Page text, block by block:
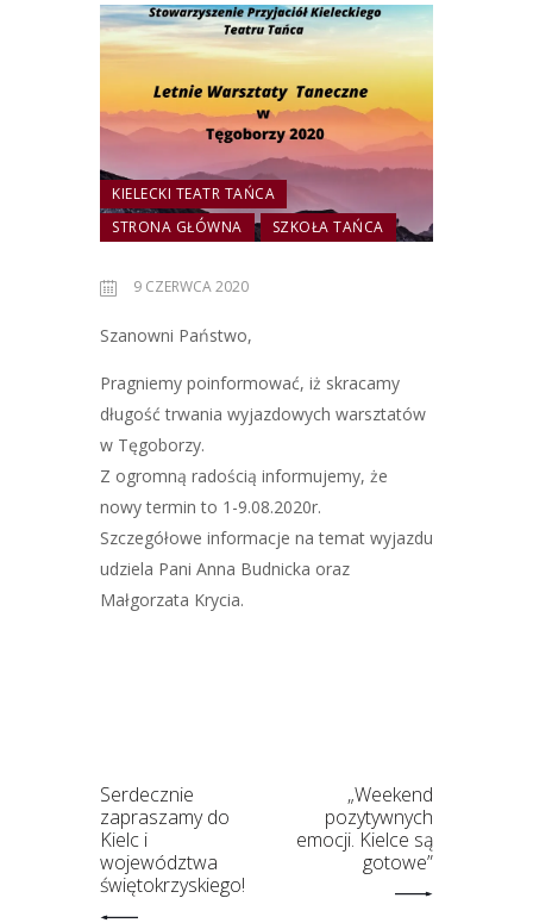
KIELECKI TEATR TAŃCA
STRONA GŁÓWNA
SZKOŁA TAŃCA
9 CZERWCA 2020
Szanowni Państwo,
Pragniemy poinformować, iż skracamy
długość trwania wyjazdowych warsztatów
w Tęgoborzy.
Z ogromną radością informujemy, że
nowy termin to 1-9.08.2020r.
Szczegółowe informacje na temat wyjazdu
udziela Pani Anna Budnicka oraz
Małgorzata Krycia.
Serdecznie
zapraszamy do
Kielc i
województwa
świętokrzyskiego!
„Weekend
pozytywnych
emocji. Kielce są
gotowe”